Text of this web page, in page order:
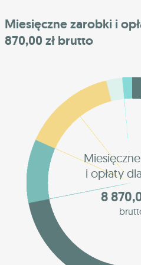
Miesięczne zarobki i
870,00 zł brutto
i opłaty
8